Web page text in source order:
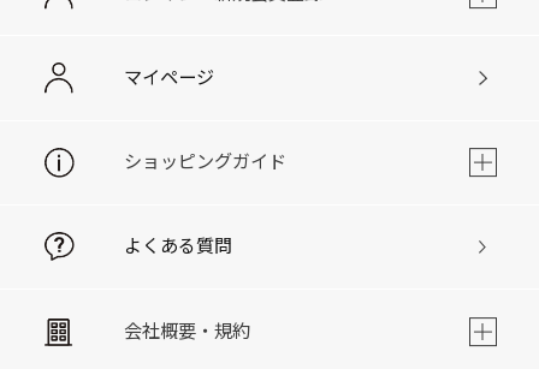
マイページ
ショッピングガイド
よくある質問
会社概要・規約